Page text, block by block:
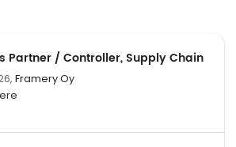
Partner / Controller, Supply Chain
Framery Oy